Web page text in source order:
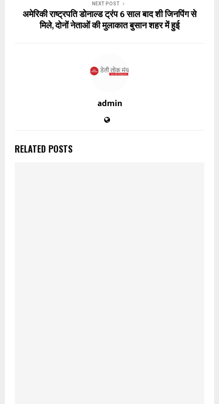
NEXT POST
अमेरिकी राष्ट्रपति डोनाल्ड ट्रंप 6 साल बाद शी जिनपिंग से
मिले, दोनों नेताओं की मुलाकात बुसान शहर में हुई
admin
RELATED POSTS